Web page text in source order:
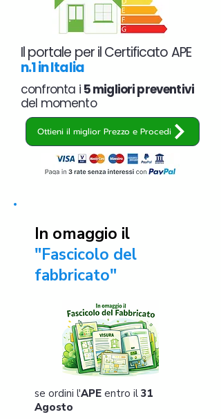
Il portale per il Certificato APE
n.1 in Italia
confronta i 5 migliori preventivi
del momento
Ottieni il miglior Prezzo e Procedi
In omaggio il
"Fascicolo del
fabbricato"
se ordini l'APE entro il 31
Agosto